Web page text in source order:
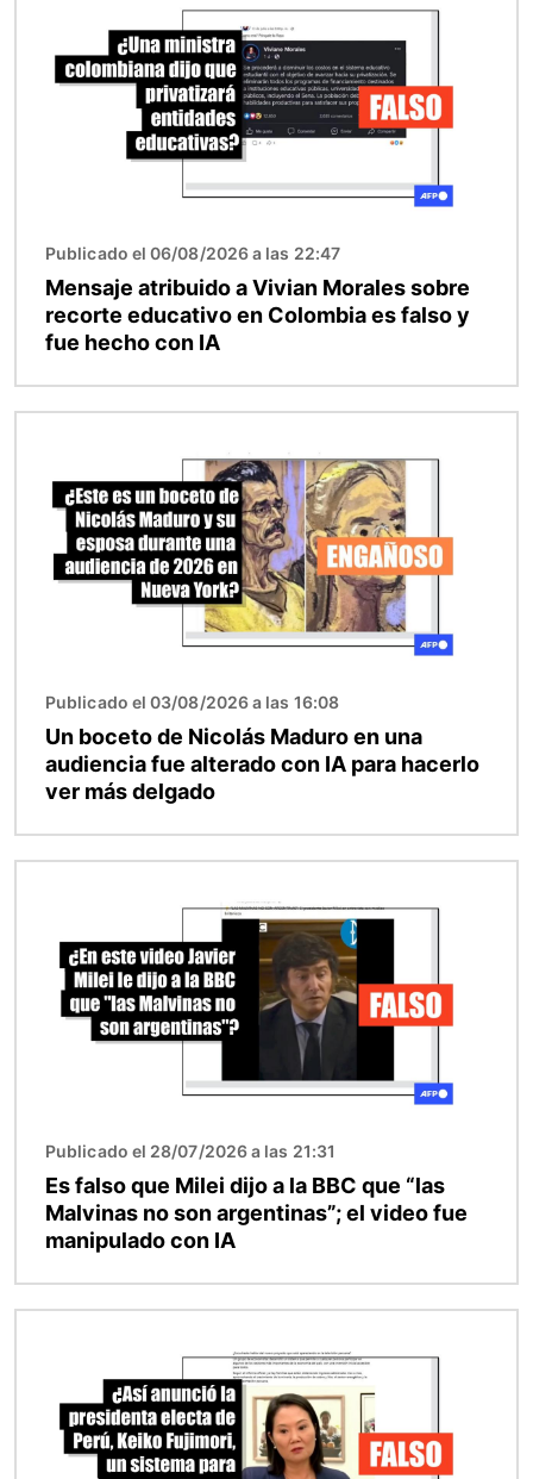
Publicado el 06/08/2026 a las 22:47
Mensaje atribuido a Vivian Morales sobre
recorte educativo en Colombia es falso y
fue hecho con IA
Publicado el 03/08/2026 a las 16:08
Un boceto de Nicolás Maduro en una
audiencia fue alterado con IA para hacerlo
ver más delgado
Publicado el 28/07/2026 a las 21:31
Es falso que Milei dijo a la BBC que “las
Malvinas no son argentinas”; el video fue
manipulado con IA